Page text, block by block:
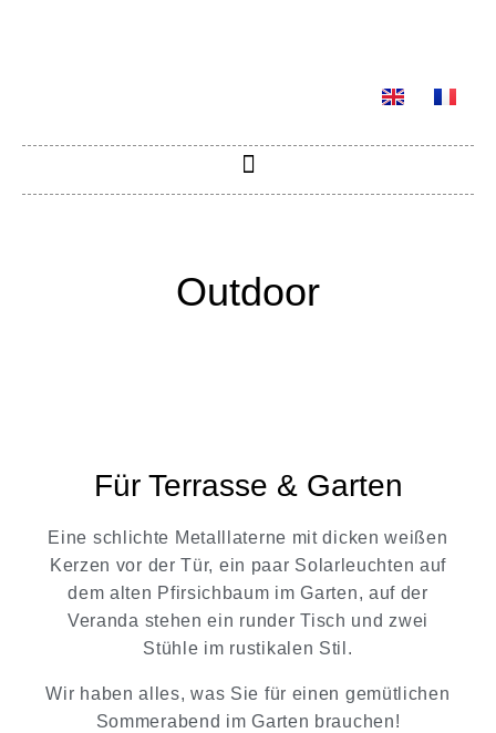
Outdoor
Für Terrasse & Garten
Eine schlichte Metalllaterne mit dicken weißen
Kerzen vor der Tür, ein paar Solarleuchten auf
dem alten Pfirsichbaum im Garten, auf der
Veranda stehen ein runder Tisch und zwei
Stühle im rustikalen Stil.
Wir haben alles, was Sie für einen gemütlichen
Sommerabend im Garten brauchen!